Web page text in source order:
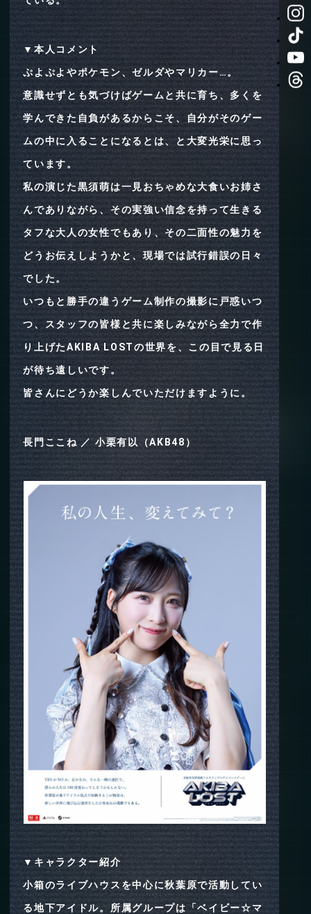
▼本人コメント
ぷよぷよやポケモン、ゼルダやマリカー…。
意識せずとも気づけばゲームと共に育ち、多くを
学んできた自負があるからこそ、自分がそのゲー
ムの中に入ることになるとは、と大変光栄に思っ
ています。
私の演じた黒須萌は一見おちゃめな大食いお姉さ
んでありながら、その実強い信念を持って生きる
タフな大人の女性でもあり、その二面性の魅力を
どうお伝えしようかと、現場では試行錯誤の日々
でした。
いつもと勝手の違うゲーム制作の撮影に戸惑いつ
つ、スタッフの皆様と共に楽しみながら全力で作
り上げたAKIBA LOSTの世界を、この目で見る日
が待ち遠しいです。
皆さんにどうか楽しんでいただけますように。
長門ここね ／ 小栗有以（AKB48）
▼キャラクター紹介
小箱のライブハウスを中心に秋葉原で活動してい
る地下アイドル。所属グループは「ベイビー☆マ